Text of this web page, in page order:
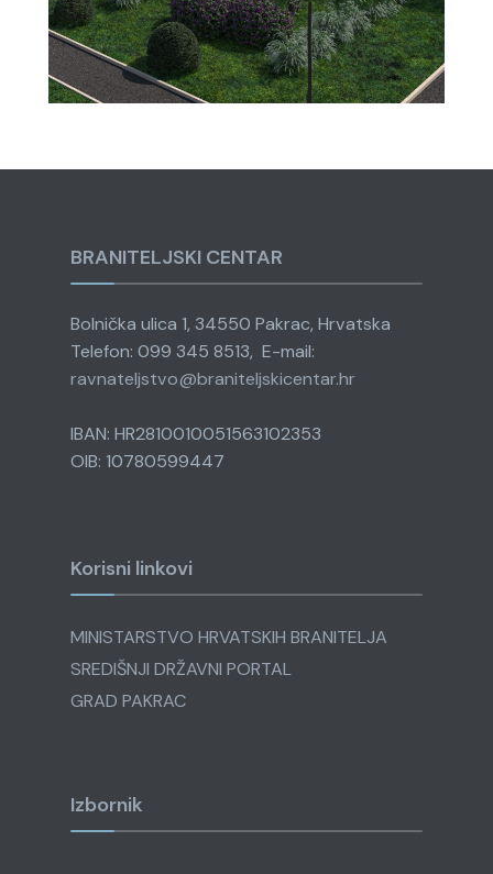
BRANITELJSKI CENTAR
Bolnička ulica 1, 34550 Pakrac, Hrvatska
Telefon: 099 345 8513, E-mail:
ravnateljstvo@braniteljskicentar.hr
IBAN: HR2810010051563102353
OIB: 10780599447
Korisni linkovi
MINISTARSTVO HRVATSKIH BRANITELJA
SREDIŠNJI DRŽAVNI PORTAL
GRAD PAKRAC
Izbornik